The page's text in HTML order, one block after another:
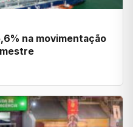
na movimentação